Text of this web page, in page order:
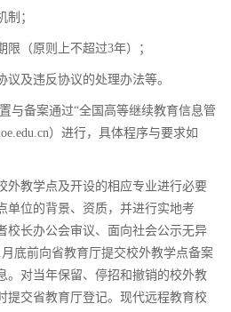
制；
限（原则上不超过3年）；
议及违反协议的处理办法等。
与备案通过“全国高等继续教育信息管
）进行，具体程序与要求如
外教学点及开设的相应专业进行必要
单位的背景、资质，并进行实地考
校长办公会审议、面向社会公示无异
底前向省教育厅提交校外教学点备案
。对当年保留、停招和撤销的校外教
提交省教育厅登记。现代远程教育校